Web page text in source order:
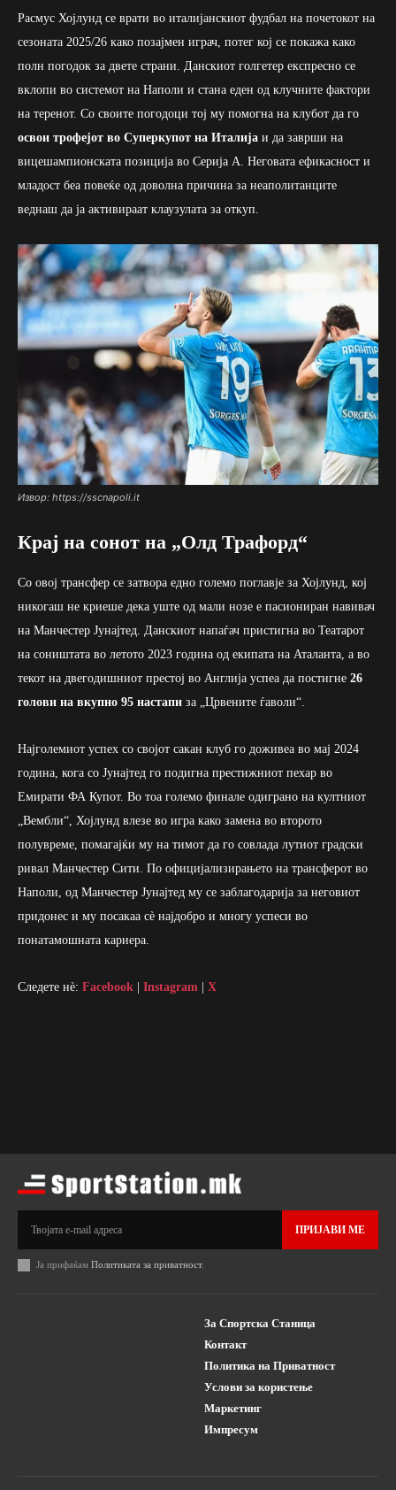
Расмус Хојлунд се врати во италијанскиот фудбал на почетокот на
сезоната 2025/26 како позајмен играч, потег кој се покажа како
полн погодок за двете страни. Данскиот голгетер експресно се
вклопи во системот на Наполи и стана еден од клучните фактори
на теренот. Со своите погодоци тој му помогна на клубот да го
освои трофејот во Суперкупот на Италија и да заврши на
вицешампионската позиција во Серија А. Неговата ефикасност и
младост беа повеќе од доволна причина за неаполитанците
веднаш да ја активираат клаузулата за откуп.
Извор: https://sscnapoli.it
Крај на сонот на „Олд Трафорд“
Со овој трансфер се затвора едно големо поглавје за Хојлунд, кој
никогаш не криеше дека уште од мали нозе е пасиониран навивач
на Манчестер Јунајтед. Данскиот напаѓач пристигна во Театарот
на соништата во летото 2023 година од екипата на Аталанта, а во
текот на двегодишниот престој во Англија успеа да постигне 26
голови на вкупно 95 настапи за „Црвените ѓаволи“.
Најголемиот успех со својот сакан клуб го доживеа во мај 2024
година, кога со Јунајтед го подигна престижниот пехар во
Емирати ФА Купот. Во тоа големо финале одиграно на култниот
„Вембли“, Хојлунд влезе во игра како замена во второто
полувреме, помагајќи му на тимот да го совлада лутиот градски
ривал Манчестер Сити. По официјализирањето на трансферот во
Наполи, од Манчестер Јунајтед му се заблагодарија за неговиот
придонес и му посакаа сè најдобро и многу успеси во
понатамошната кариера.
Следете нè: Facebook Instagram X
ПРИЈАВИ МЕ
Ја прифаќам Политиката за приватност.
За Спортска Станица
Контакт
Политика на Приватност
Услови за користење
Маркетинг
Импресум